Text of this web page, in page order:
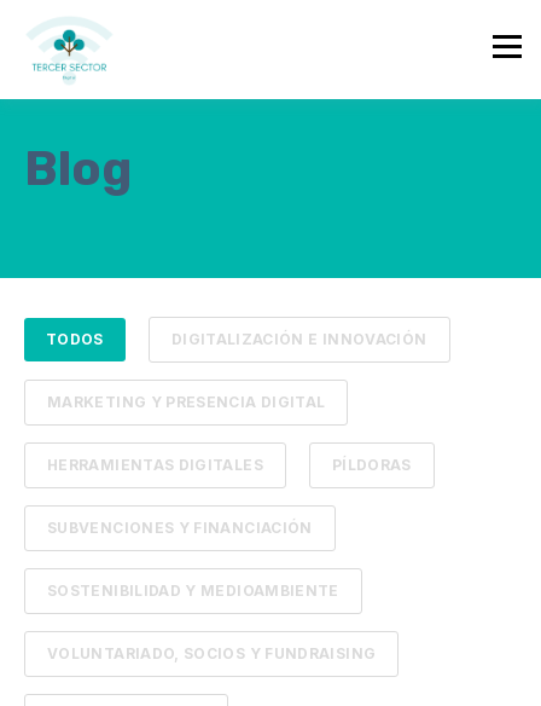
Blog
TODOS DIGITALIZACIÓN E INNOVACIÓN
MARKETING Y PRESENCIA DIGITAL
HERRAMIENTAS DIGITALES PÍLDORAS
SUBVENCIONES Y FINANCIACIÓN
SOSTENIBILIDAD Y MEDIOAMBIENTE
VOLUNTARIADO, SOCIOS Y FUNDRAISING